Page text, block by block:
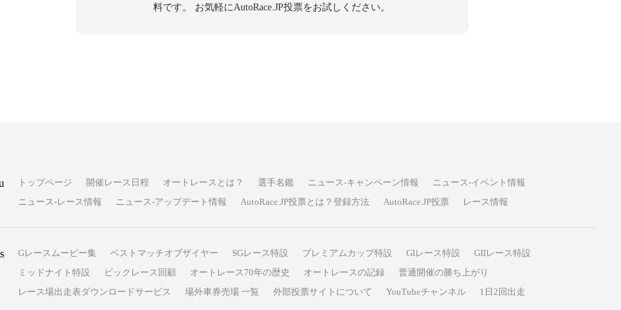
料です。
お気軽にAutoRace.JP投票をお試しください。
トップページ 開催レース日程 オートレースとは？ 選手名鑑 ニュース-キャンペーン情報
ニュース-イベント情報
ニュース-レース情報
ニュース-アップデート情報 AutoRace.JP投票とは？登録方法 AutoRace.JP投票 レース情報
Gレースムービー集 ベストマッチオブザイヤー SGレース特設 プレミアムカップ特設 GIレース特設
GIIレース特設
ミッドナイト特設
ビックレース回顧 オートレース70年の歴史 オートレースの記録
普通開催の勝ち上がり
レース場出走表ダウンロードサービス
場外車券売場 一覧 外部投票サイトについて YouTubeチャンネル 1日2回出走